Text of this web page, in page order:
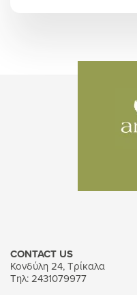
CONTACT US
Κονδύλη 24, Τρίκαλα
Τηλ: 2431079977